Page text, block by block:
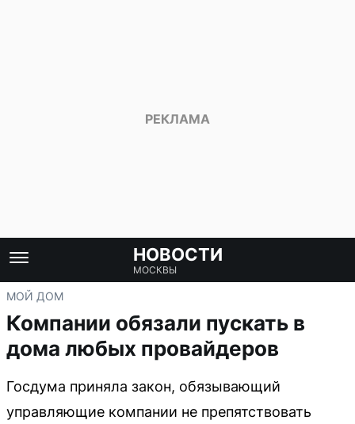
НОВОСТИ
МОСКВЫ
МОЙ ДОМ
Компании обязали пускать в
дома любых провайдеров
Госдума приняла закон, обязывающий
управляющие компании не препятствовать